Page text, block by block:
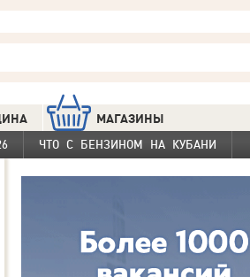
МАГАЗИНЫ
ЧТО С БЕНЗИНОМ НА КУБАНИ